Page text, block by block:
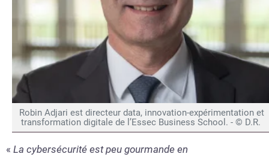
Robin Adjari est directeur data, innovation-expérimentation et
transformation digitale de l’Essec Business School. - © D.R.
« La cybersécurité est peu gourmande en